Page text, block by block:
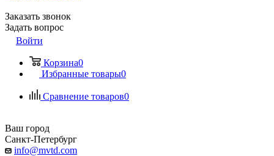
Заказать звонок
Задать вопрос
Войти
Корзина0
Избранные товары0
Сравнение товаров0
Ваш город
Санкт-Петербург
info@mvtd.com